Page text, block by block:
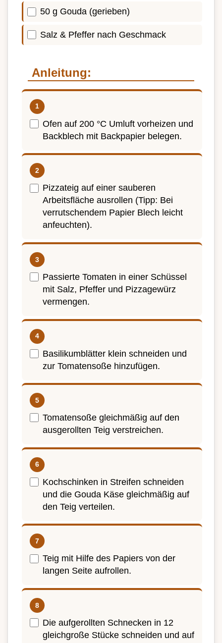
50 g Gouda (gerieben)
Salz & Pfeffer nach Geschmack
Anleitung:
Ofen auf 200 °C Umluft vorheizen und
Backblech mit Backpapier belegen.
Pizzateig auf einer sauberen
Arbeitsfläche ausrollen (Tipp: Bei
verrutschendem Papier Blech leicht
anfeuchten).
Passierte Tomaten in einer Schüssel
mit Salz, Pfeffer und Pizzagewürz
vermengen.
Basilikumblätter klein schneiden und
zur Tomatensoße hinzufügen.
Tomatensoße gleichmäßig auf den
ausgerollten Teig verstreichen.
Kochschinken in Streifen schneiden
und die Gouda Käse gleichmäßig auf
den Teig verteilen.
Teig mit Hilfe des Papiers von der
langen Seite aufrollen.
Die aufgerollten Schnecken in 12
gleichgroße Stücke schneiden und auf